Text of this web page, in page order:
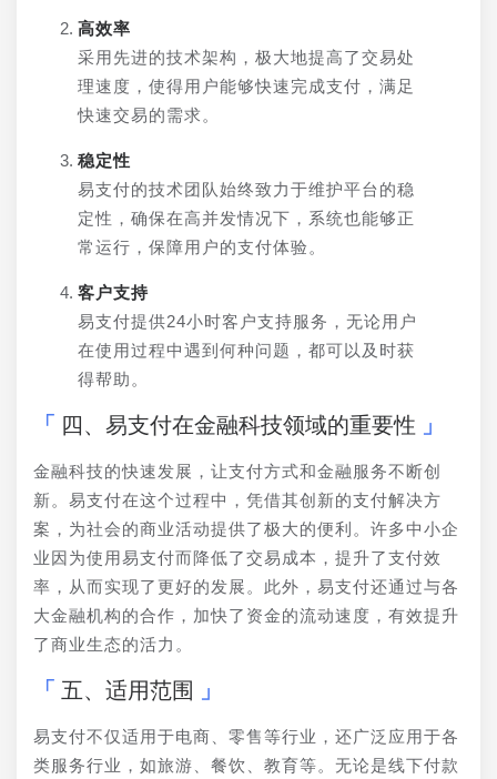
高效率
采用先进的技术架构，极大地提高了交易处
理速度，使得用户能够快速完成支付，满足
快速交易的需求。
稳定性
易支付的技术团队始终致力于维护平台的稳
定性，确保在高并发情况下，系统也能够正
常运行，保障用户的支付体验。
客户支持
易支付提供24小时客户支持服务，无论用户
在使用过程中遇到何种问题，都可以及时获
得帮助。
四、易支付在金融科技领域的重要性
金融科技的快速发展，让支付方式和金融服务不断创
新。易支付在这个过程中，凭借其创新的支付解决方
案，为社会的商业活动提供了极大的便利。许多中小企
业因为使用易支付而降低了交易成本，提升了支付效
率，从而实现了更好的发展。此外，易支付还通过与各
大金融机构的合作，加快了资金的流动速度，有效提升
了商业生态的活力。
五、适用范围
易支付不仅适用于电商、零售等行业，还广泛应用于各
类服务行业，如旅游、餐饮、教育等。无论是线下付款